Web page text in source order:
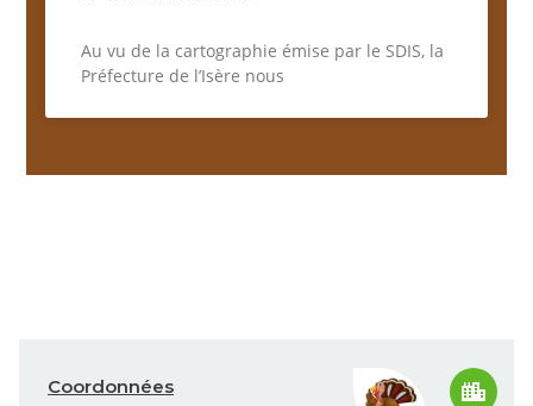
Au vu de la cartographie émise par le SDIS, la
Préfecture de l’Isère nous
Coordonnées